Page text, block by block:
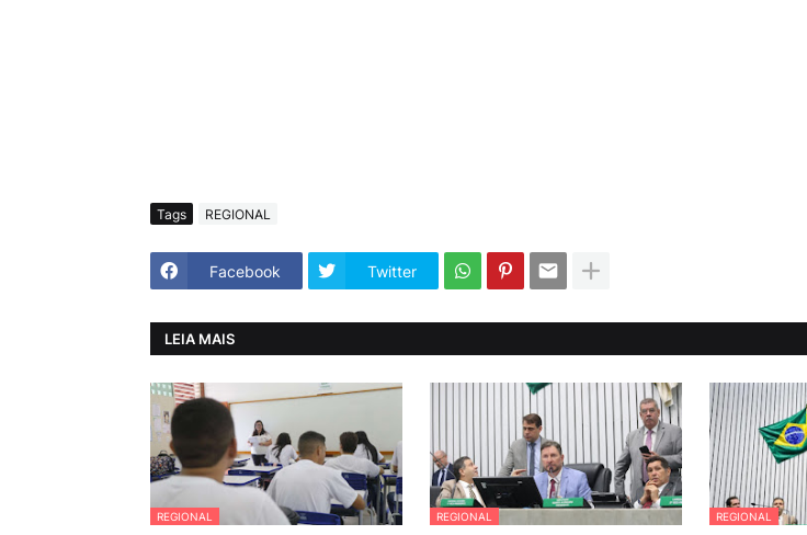
Tags REGIONAL
Facebook Twitter
LEIA MAIS
REGIONAL REGIONAL REGIONAL